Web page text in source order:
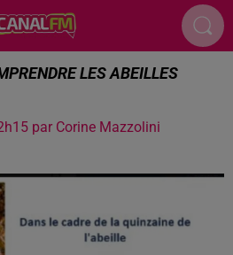
LES ABEILLES
par Corine Mazzolini